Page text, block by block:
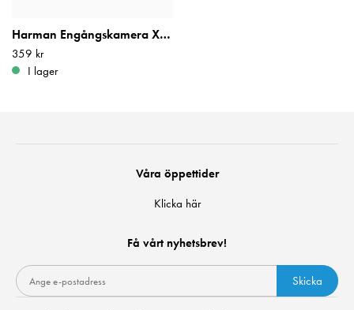
Harman Engångskamera XP2 27 Bilder
Pris: 359 kr
359 kr
I lager
Våra öppettider
Klicka här
Få vårt nyhetsbrev!
Skicka